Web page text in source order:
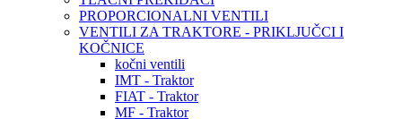
PROPORCIONALNI VENTILI
VENTILI ZA TRAKTORE - PRIKLJUČCI I
KOČNICE
kočni ventili
IMT - Traktor
FIAT - Traktor
MF - Traktor